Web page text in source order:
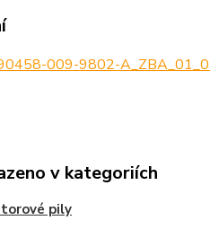
009-9802-
v kategoriích
pily